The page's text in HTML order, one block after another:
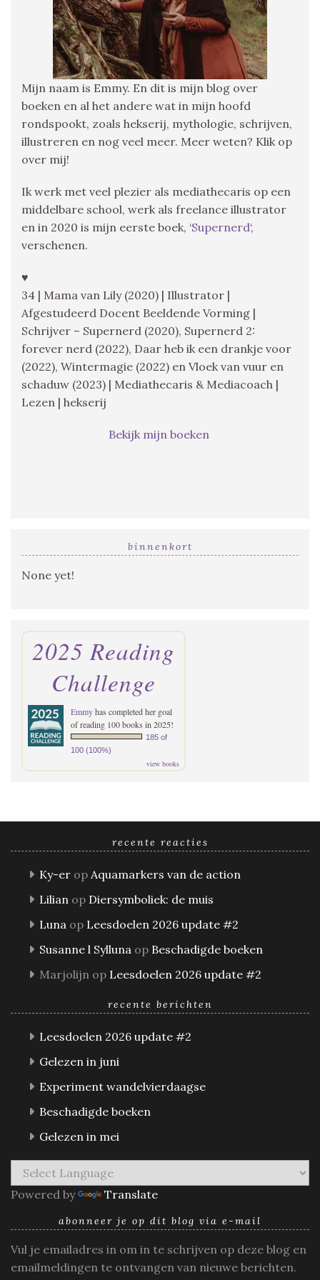
Mijn naam is Emmy. En dit is mijn blog over
boeken en al het andere wat in mijn hoofd
rondspookt, zoals hekserij, mythologie, schrijven,
illustreren en nog veel meer. Meer weten? Klik op
over mij!
Ik werk met veel plezier als mediathecaris op een
middelbare school, werk als freelance illustrator
en in 2020 is mijn eerste boek, ‘Supernerd‘,
verschenen.
♥
34 | Mama van Lily (2020) | Illustrator |
Afgestudeerd Docent Beeldende Vorming |
Schrijver – Supernerd (2020), Supernerd 2:
forever nerd (2022), Daar heb ik een drankje voor
(2022), Wintermagie (2022) en Vloek van vuur en
schaduw (2023) | Mediathecaris & Mediacoach |
Lezen | hekserij
Bekijk mijn boeken
binnenkort
None yet!
2025 Reading
Challenge
Emmyhas completed her goal
of reading 100 books in 2025!
185 of
100 (100%)
view books
recente reacties
Ky-er op Aquamarkers van de action
Lilian op Diersymboliek: de muis
Luna op Leesdoelen 2026 update #2
Susanne l Sylluna op Beschadigde boeken
Marjolijn op Leesdoelen 2026 update #2
recente berichten
Leesdoelen 2026 update #2
Gelezen in juni
Experiment wandelvierdaagse
Beschadigde boeken
Gelezen in mei
Powered by Translate
abonneer je op dit blog via e-mail
Vul je emailadres in om in te schrijven op deze blog en
emailmeldingen te ontvangen van nieuwe berichten.